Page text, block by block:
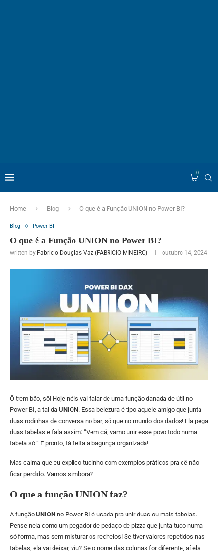
0
Home Blog O que é a Função UNION no Power BI?
Blog Power BI
O que é a Função UNION no Power BI?
written by Fabricio Douglas Vaz (FABRICIO MINEIRO) outubro 14, 2024
Ô trem bão, sô! Hoje nóis vai falar de uma função danada de útil no
Power BI, a tal da UNION. Essa belezura é tipo aquele amigo que junta
duas rodinhas de conversa no bar, só que no mundo dos dados! Ela pega
duas tabelas e fala assim: “Vem cá, vamo unir esse povo todo numa
tabela só!” E pronto, tá feita a bagunça organizada!
Mas calma que eu explico tudinho com exemplos práticos pra cê não
ficar perdido. Vamos simbora?
O que a função UNIONfaz?
A função UNION no Power BI é usada pra unir duas ou mais tabelas.
Pense nela como um pegador de pedaço de pizza que junta tudo numa
só forma, mas sem misturar os recheios! Se tiver valores repetidos nas
tabelas, ela vai deixar, viu? Se o nome das colunas for diferente, aí ela